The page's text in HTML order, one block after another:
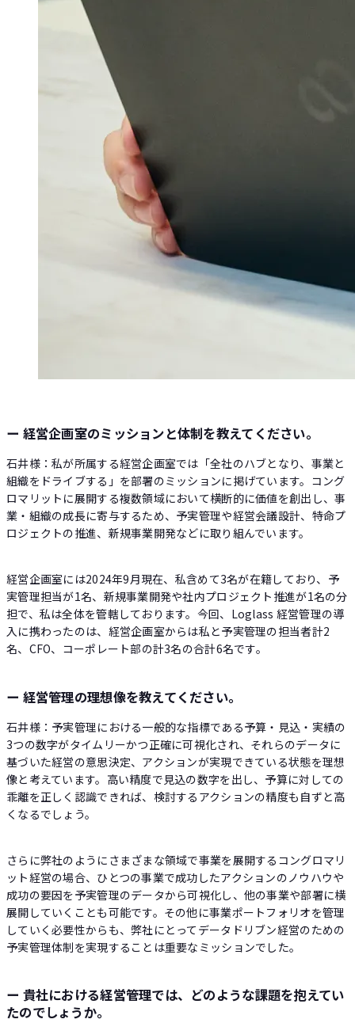
ー 経営企画室のミッションと体制を教えてください。
石井様：私が所属する経営企画室では「全社のハブとなり、事業と
組織をドライブする」を部署のミッションに掲げています。コング
ロマリットに展開する複数領域において横断的に価値を創出し、事
業・組織の成長に寄与するため、予実管理や経営会議設計、特命プ
ロジェクトの推進、新規事業開発などに取り組んでいます。
経営企画室には2024年9月現在、私含めて3名が在籍しており、予
実管理担当が1名、新規事業開発や社内プロジェクト推進が1名の分
担で、私は全体を管轄しております。今回、Loglass 経営管理の導
入に携わったのは、経営企画室からは私と予実管理の担当者計2
名、CFO、コーポレート部の計3名の合計6名です。
ー 経営管理の理想像を教えてください。
石井様：予実管理における一般的な指標である予算・見込・実績の
3つの数字がタイムリーかつ正確に可視化され、それらのデータに
基づいた経営の意思決定、アクションが実現できている状態を理想
像と考えています。高い精度で見込の数字を出し、予算に対しての
乖離を正しく認識できれば、検討するアクションの精度も自ずと高
くなるでしょう。
さらに弊社のようにさまざまな領域で事業を展開するコングロマリ
ット経営の場合、ひとつの事業で成功したアクションのノウハウや
成功の要因を予実管理のデータから可視化し、他の事業や部署に横
展開していくことも可能です。その他に事業ポートフォリオを管理
していく必要性からも、弊社にとってデータドリブン経営のための
予実管理体制を実現することは重要なミッションでした。
ー 貴社における経営管理では、どのような課題を抱えてい
たのでしょうか。